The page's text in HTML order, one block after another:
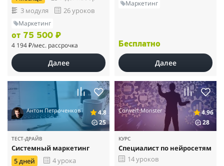
3 модуля
26 уроков
Маркетинг
от 75 500 ₽
4 194 ₽/мес. рассрочка
Далее
Маркетинг
Бесплатно
Далее
Антон Петроченков
4.8
25
ТЕСТ-ДРАЙВ
Системный маркетинг
5 дней
4 урока
Convert Monster
4.96
28
КУРС
Специалист по нейросетям
14 уроков